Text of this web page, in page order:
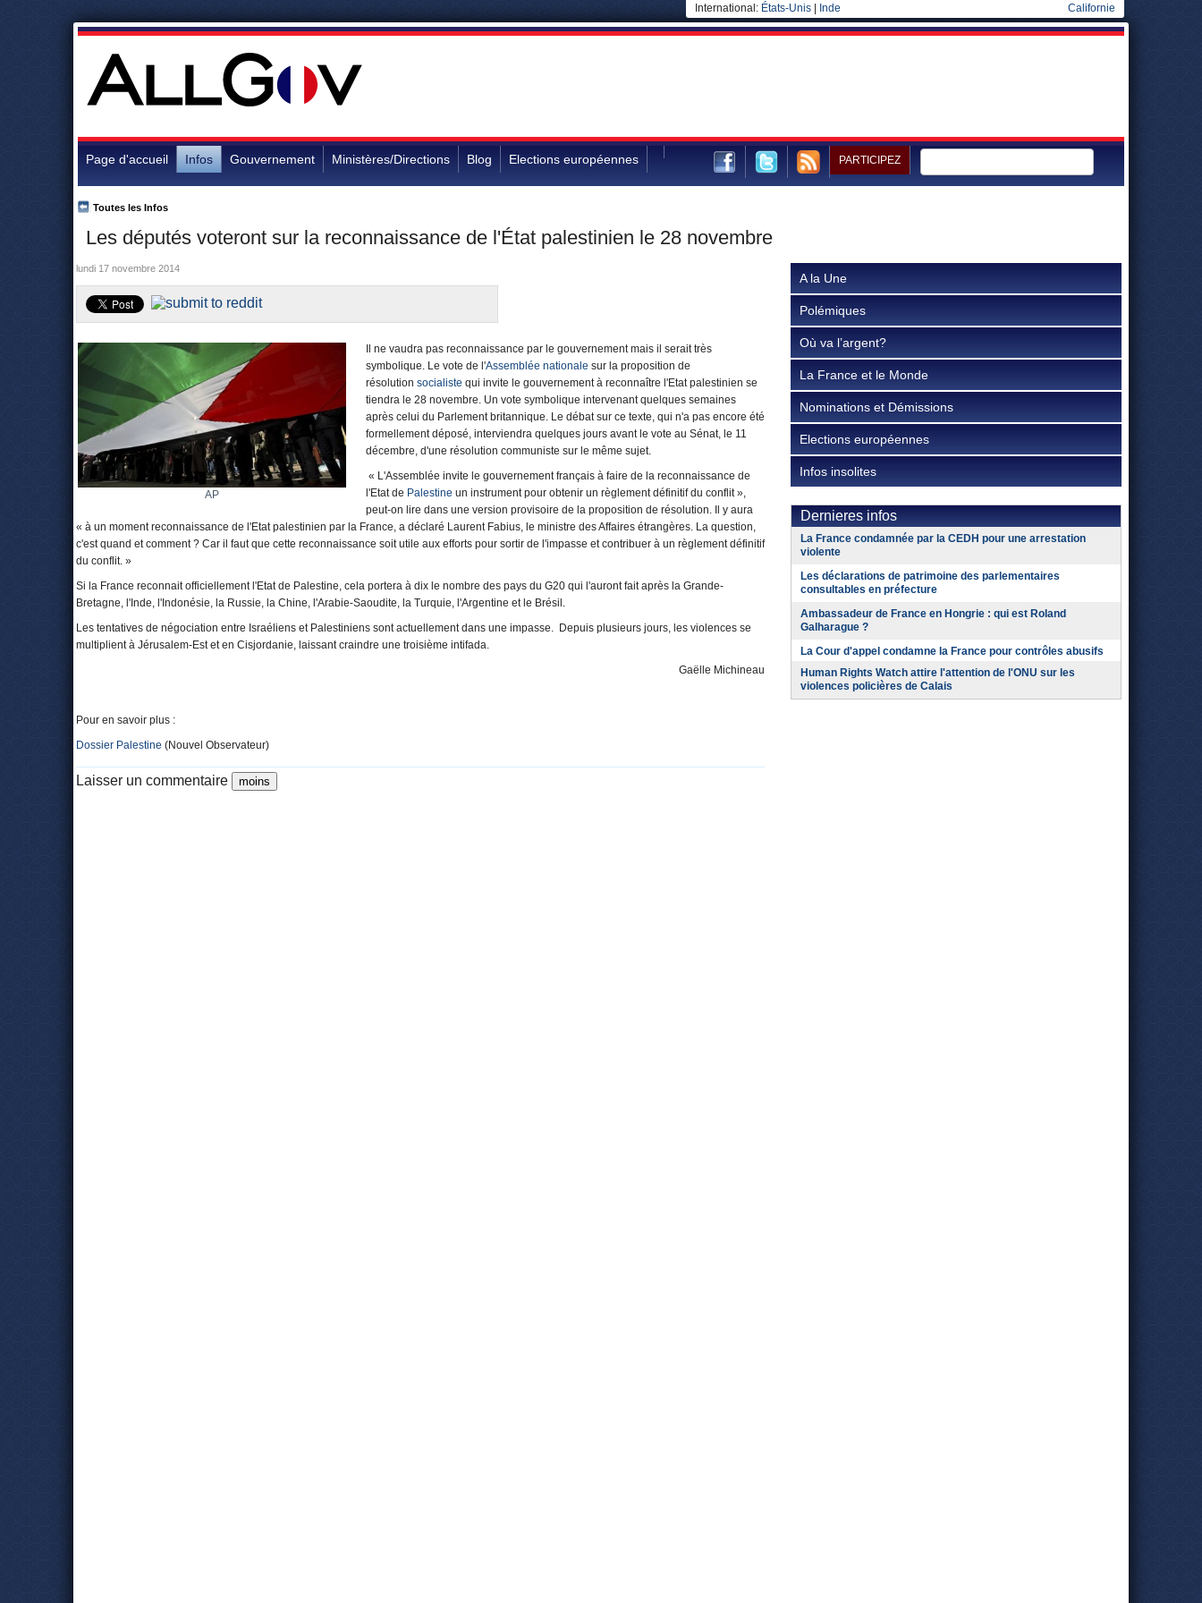
International: États-Unis Inde Californie
Page d'accueil Infos Gouvernement Ministères/Directions Blog Elections européennes PARTICIPEZ
Les députés voteront sur la reconnaissance de l'État palestinien le 28 novembre
Toutes les Infos
lundi 17 novembre 2014
AP
Il ne vaudra pas reconnaissance par le gouvernement mais il serait très
symbolique. Le vote de l'Assemblée nationale sur la proposition de
résolution socialiste qui invite le gouvernement à reconnaître l'Etat palestinien se
tiendra le 28 novembre. Un vote symbolique intervenant quelques semaines
après celui du Parlement britannique. Le débat sur ce texte, qui n'a pas encore été
formellement déposé, interviendra quelques jours avant le vote au Sénat, le 11
décembre, d'une résolution communiste sur le même sujet.
« L'Assemblée invite le gouvernement français à faire de la reconnaissance de
l'Etat de Palestine un instrument pour obtenir un règlement définitif du conflit »,
peut-on lire dans une version provisoire de la proposition de résolution. Il y aura
« à un moment reconnaissance de l'Etat palestinien par la France, a déclaré Laurent Fabius, le ministre des Affaires étrangères. La question,
c'est quand et comment ? Car il faut que cette reconnaissance soit utile aux efforts pour sortir de l'impasse et contribuer à un règlement définitif
du conflit. »
Si la France reconnait officiellement l'Etat de Palestine, cela portera à dix le nombre des pays du G20 qui l'auront fait après la Grande-
Bretagne, l'Inde, l'Indonésie, la Russie, la Chine, l'Arabie-Saoudite, la Turquie, l'Argentine et le Brésil.
Les tentatives de négociation entre Israéliens et Palestiniens sont actuellement dans une impasse. Depuis plusieurs jours, les violences se
multiplient à Jérusalem-Est et en Cisjordanie, laissant craindre une troisième intifada.
Gaëlle Michineau
Pour en savoir plus :
Dossier Palestine (Nouvel Observateur)
Laisser un commentaire
A la Une
Polémiques
Où va l’argent?
La France et le Monde
Nominations et Démissions
Elections européennes
Infos insolites
Dernieres infos
La France condamnée par la CEDH pour une arrestation
violente
Les déclarations de patrimoine des parlementaires
consultables en préfecture
Ambassadeur de France en Hongrie : qui est Roland
Galharague ?
La Cour d'appel condamne la France pour contrôles abusifs
Human Rights Watch attire l'attention de l'ONU sur les
violences policières de Calais